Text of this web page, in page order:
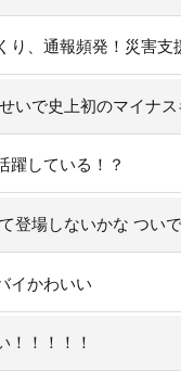
、通報頻発！災害支
いで史上初のマイナ
躍している！？
登場しないかな つい
イかわいい
！！！！！